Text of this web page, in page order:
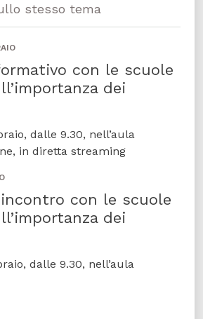
stesso tema
con le scuole
dei
dalle 9.30, nell’aula
in diretta streaming
incontro con le scuole
dei
dalle 9.30, nell’aula